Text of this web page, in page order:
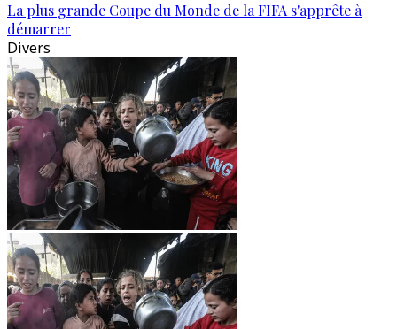
La plus grande Coupe du Monde de la FIFA s'apprête à
démarrer
Divers